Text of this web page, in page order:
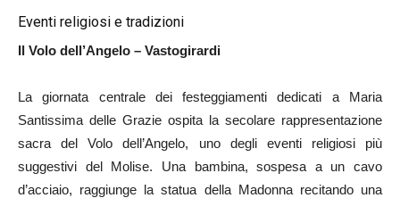
Eventi religiosi e tradizioni
Il Volo dell’Angelo – Vastogirardi
La giornata centrale dei festeggiamenti dedicati a Maria
Santissima delle Grazie ospita la secolare rappresentazione
sacra del Volo dell’Angelo, uno degli eventi religiosi più
suggestivi del Molise. Una bambina, sospesa a un cavo
d’acciaio, raggiunge la statua della Madonna recitando una